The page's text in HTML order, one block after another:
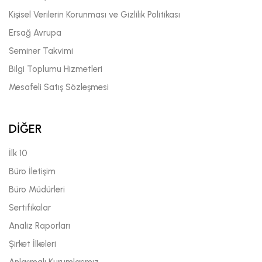
Kişisel Verilerin Korunması ve Gizlilik Politikası
Ersağ Avrupa
Seminer Takvimi
Bilgi Toplumu Hizmetleri
Mesafeli Satış Sözleşmesi
DİĞER
İlk 10
Büro İletişim
Büro Müdürleri
Sertifikalar
Analiz Raporları
Şirket İlkeleri